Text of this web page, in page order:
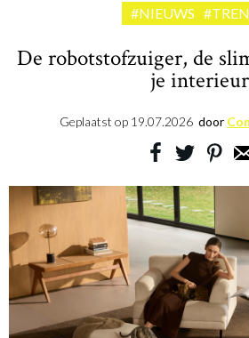
#NIEUWS
De robotstofzuiger, de
je interieur
Geplaatst op 19.07.2026 door